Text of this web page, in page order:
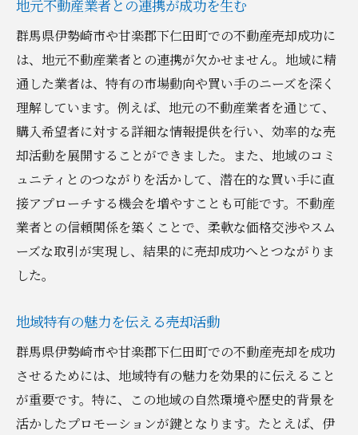
地元不動産業者との連携が成功を生む
群馬県伊勢崎市や甘楽郡下仁田町での不動産売却成功に
は、地元不動産業者との連携が欠かせません。地域に精
通した業者は、特有の市場動向や買い手のニーズを深く
理解しています。例えば、地元の不動産業者を通じて、
購入希望者に対する詳細な情報提供を行い、効率的な売
却活動を展開することができました。また、地域のコミ
ュニティとのつながりを活かして、潜在的な買い手に直
接アプローチする機会を増やすことも可能です。不動産
業者との信頼関係を築くことで、柔軟な価格交渉やスム
ーズな取引が実現し、結果的に売却成功へとつながりま
した。
地域特有の魅力を伝える売却活動
群馬県伊勢崎市や甘楽郡下仁田町での不動産売却を成功
させるためには、地域特有の魅力を効果的に伝えること
が重要です。特に、この地域の自然環境や歴史的背景を
活かしたプロモーションが鍵となります。たとえば、伊